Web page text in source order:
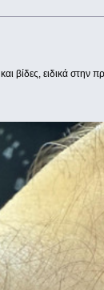
βίδες, ειδικά